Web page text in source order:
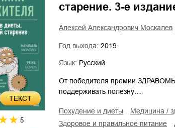
ТЕКСТ
5
старение. 3-е
Алексей Александрович Москалев
Год выхода: 2019
Язык: Русский
От победителя премии
поддерживать полезну…
похудение и диеты медицина /
здоровое и правильное питание